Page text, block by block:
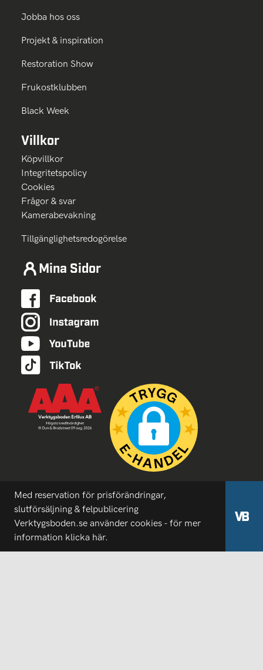
Jobba hos oss
Projekt & inspiration
Restoration Show
Frukostklubben
Black Week
Villkor
Köpvillkor
Integritetspolicy
Cookies
Frågor & svar
Kamerabevakning
Tillgänglighetsredogörelse
Mina Sidor
Med reservation för prisförändringar,
slutförsäljning & felpublicering
Verktygsboden.se använder cookies - för mer
information klicka här.